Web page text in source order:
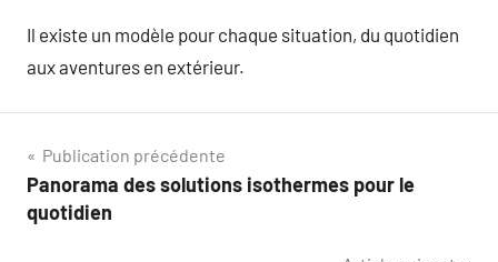
Il existe un modèle pour chaque situation, du quotidien
aux aventures en extérieur.
Navigation
de
Publication précédente
Panorama des solutions isothermes pour le
quotidien